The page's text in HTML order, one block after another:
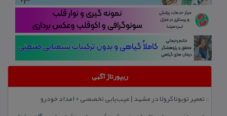
ریپورتاژ آگهی
:: تعمیر تویوتا كرولا در مشهد | عیب‌یابی تخصصی + امداد خودرو